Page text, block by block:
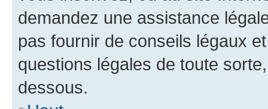
demandez une assistance
pas fournir de conseils légaux
questions légales de toute
dessous.